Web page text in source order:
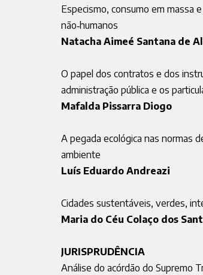
Especismo, consumo em massa
não‑humanos
Natacha Aimeé Santana de
O papel dos contratos e dos
administração pública e os
Mafalda Pissarra Diogo
A pegada ecológica nas normas
ambiente
Luís Eduardo Andreazi
Cidades sustentáveis, verdes,
Maria do Céu Colaço dos
JURISPRUDÊNCIA
Análise do acórdão do Supremo